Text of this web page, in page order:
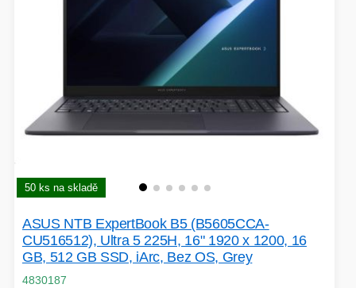
HERNÍ CASE
BAZAR
ZVONKY
TLAKOVÉ HRNCE
50 ks na skladě
ASUS NTB ExpertBook B5 (B5605CCA-
CU516512), Ultra 5 225H, 16" 1920 x 1200, 16
GB, 512 GB SSD, iArc, Bez OS, Grey
4830187